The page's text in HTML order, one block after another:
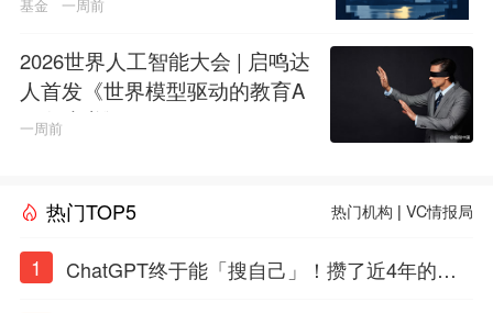
基金 一周前
2026世界人工智能大会 | 启鸣达
人首发《世界模型驱动的教育A
GI白皮书》
一周前
热门TOP5 热门机构 |VC情报局
1
ChatGPT终于能「搜自己」！攒了近4年的对